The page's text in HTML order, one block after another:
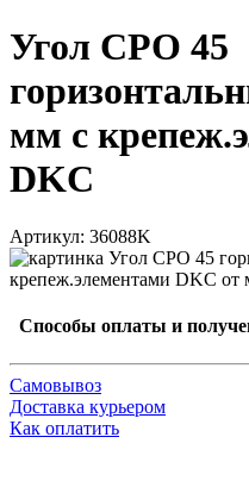
Угол CPO 45
мм с
DKC
Артикул: 36088K
Способы оплаты и
Самовывоз
Доставка курьером
Как оплатить